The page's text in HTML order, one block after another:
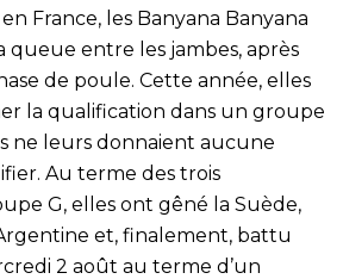
France, les Banyana Banyana
queue entre les jambes, après
de poule. Cette année, elles
la qualification dans un groupe
ne leurs donnaient aucune
Au terme des trois
G, elles ont gêné la Suède,
et, finalement, battu
2 août au terme d’un